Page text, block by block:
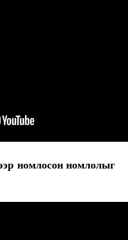
номлосон номлолыг